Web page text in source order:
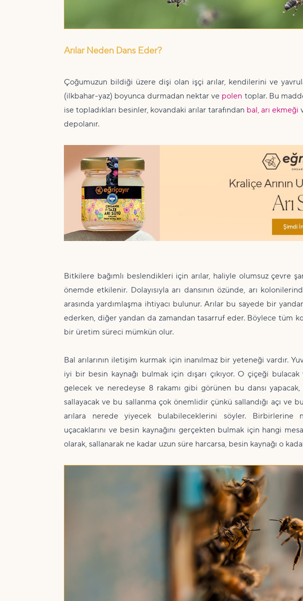
Arılar Neden Dans Eder?
Çoğumuzun bildiği üzere dişi olan işçi arılar, kendilerini ve
(ilkbahar-yaz) boyunca durmadan nektar ve polen toplar. Bu
ise topladıkları besinler, kovandaki arılar tarafından bal, arı ekmeği
depolanır.
Bitkilere bağımlı beslendikleri için arılar, haliyle olumsuz çevre
önemde etkilenir. Dolayısıyla arı dansının özünde, arı
arasında yardımlaşma ihtiyacı bulunur. Arılar bu sayede bir
ederken, diğer yandan da zamandan tasarruf eder. Böylece tüm
bir üretim süreci mümkün olur.
Bal arılarının iletişim kurmak için inanılmaz bir yeteneği vardır.
iyi bir besin kaynağı bulmak için dışarı çıkıyor. O çiçeği
gelecek ve neredeyse 8 rakamı gibi görünen bu dansı
sallayacak ve bu sallanma çok önemlidir çünkü sallandığı açı ve
arılara nerede yiyecek bulabileceklerini söyler. Birbirlerine
uçacaklarını ve besin kaynağını gerçekten bulmak için hangi
olarak, sallanarak ne kadar uzun süre harcarsa, besin kaynağı o